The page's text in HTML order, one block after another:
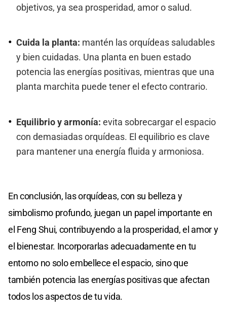
objetivos, ya sea prosperidad, amor o salud.
Cuida la planta: mantén las orquídeas saludables
y bien cuidadas. Una planta en buen estado
potencia las energías positivas, mientras que una
planta marchita puede tener el efecto contrario.
Equilibrio y armonía: evita sobrecargar el espacio
con demasiadas orquídeas. El equilibrio es clave
para mantener una energía fluida y armoniosa.
En conclusión, las orquídeas, con su belleza y
simbolismo profundo, juegan un papel importante en
el Feng Shui, contribuyendo a la prosperidad, el amor y
el bienestar. Incorporarlas adecuadamente en tu
entorno no solo embellece el espacio, sino que
también potencia las energías positivas que afectan
todos los aspectos de tu vida.